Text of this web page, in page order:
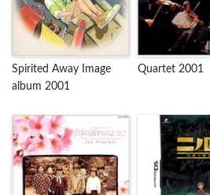
Spirited Away Image
album 2001
Quartet 2001